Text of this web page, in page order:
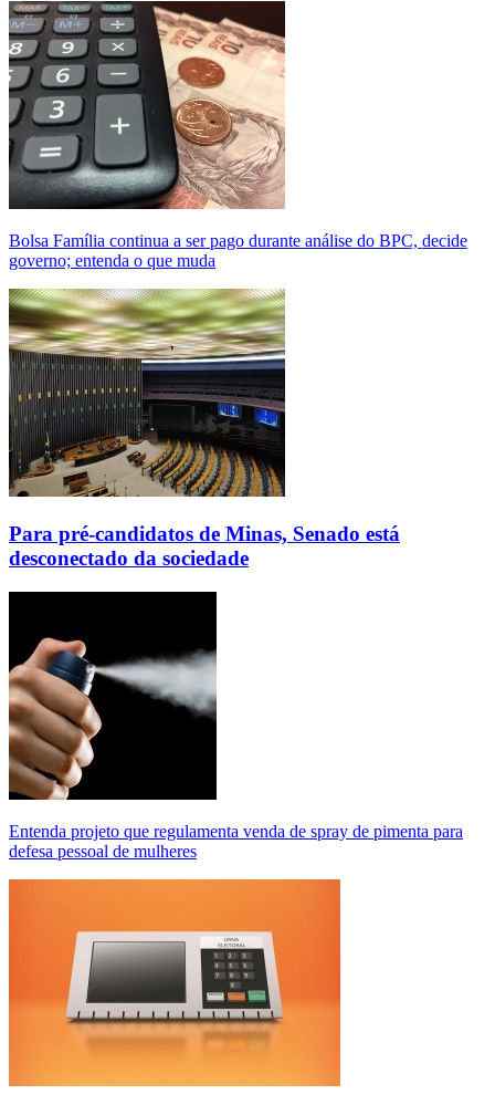
Bolsa Família continua a ser pago durante análise do BPC, decide
governo; entenda o que muda
Para pré-candidatos de Minas, Senado está
desconectado da sociedade
Entenda projeto que regulamenta venda de spray de pimenta para
defesa pessoal de mulheres